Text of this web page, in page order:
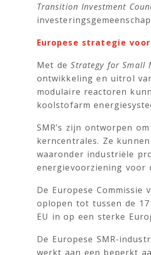
Transition Investment
Europese strategie
Met deStrategy for Small
ontwikkeling en uitrol
modulaire reactoren
koolstofarm
SMR’s zijn ontworpen
kerncentrales. Ze
waaronder industriële
energievoorziening voor
De Europese Commissie
oplopen tot tussen de
EU in op een sterke
De Europese SMR-
werkt aan een beperkt